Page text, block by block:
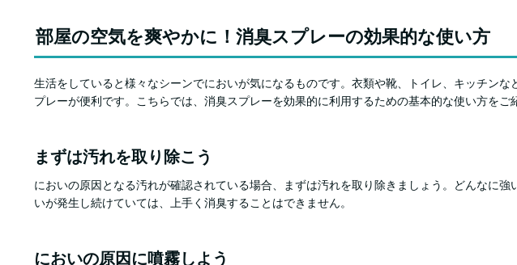
部屋の空気を爽やかに！消臭スプレーの効果的な使い方
生活をしていると様々なシーンでにおいが気になるものです。衣類や靴、トイレ、キッチンな
プレーが便利です。こちらでは、消臭スプレーを効果的に利用するための基本的な使い方をご
まずは汚れを取り除こう
においの原因となる汚れが確認されている場合、まずは汚れを取り除きましょう。どんなに強
いが発生し続けていては、上手く消臭することはできません。
においの原因に噴霧しよう